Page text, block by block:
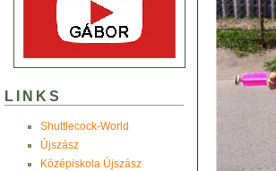
LINKS
Shuttlecock-World
Újszász
Középiskola Újszász